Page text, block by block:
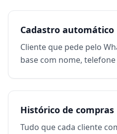
Cadastro automático
Cliente que pede pelo
base com nome,
Histórico de compras
Tudo que cada cliente